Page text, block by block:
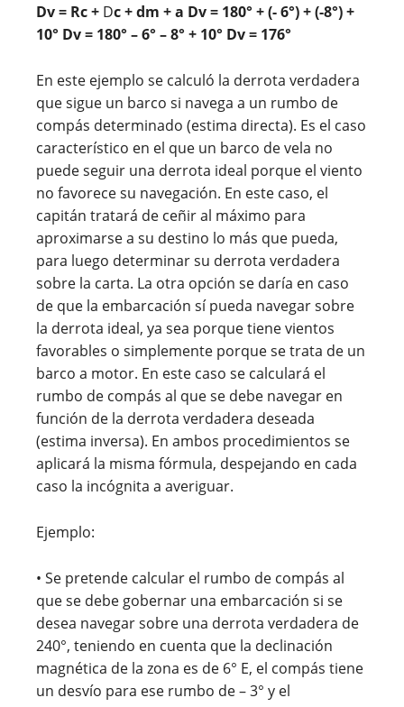
Dv = Rc + Dc + dm + a Dv = 180° + (- 6°) + (-8°) +
10° Dv = 180° – 6° – 8° + 10° Dv = 176°
En este ejemplo se calculó la derrota verdadera
que sigue un barco si navega a un rumbo de
compás determinado (estima directa). Es el caso
característico en el que un barco de vela no
puede seguir una derrota ideal porque el viento
no favorece su navegación. En este caso, el
capitán tratará de ceñir al máximo para
aproximarse a su destino lo más que pueda,
para luego determinar su derrota verdadera
sobre la carta. La otra opción se daría en caso
de que la embarcación sí pueda navegar sobre
la derrota ideal, ya sea porque tiene vientos
favorables o simplemente porque se trata de un
barco a motor. En este caso se calculará el
rumbo de compás al que se debe navegar en
función de la derrota verdadera deseada
(estima inversa). En ambos procedimientos se
aplicará la misma fórmula, despejando en cada
caso la incógnita a averiguar.
Ejemplo:
• Se pretende calcular el rumbo de compás al
que se debe gobernar una embarcación si se
desea navegar sobre una derrota verdadera de
240°, teniendo en cuenta que la declinación
magnética de la zona es de 6° E, el compás tiene
un desvío para ese rumbo de – 3° y el